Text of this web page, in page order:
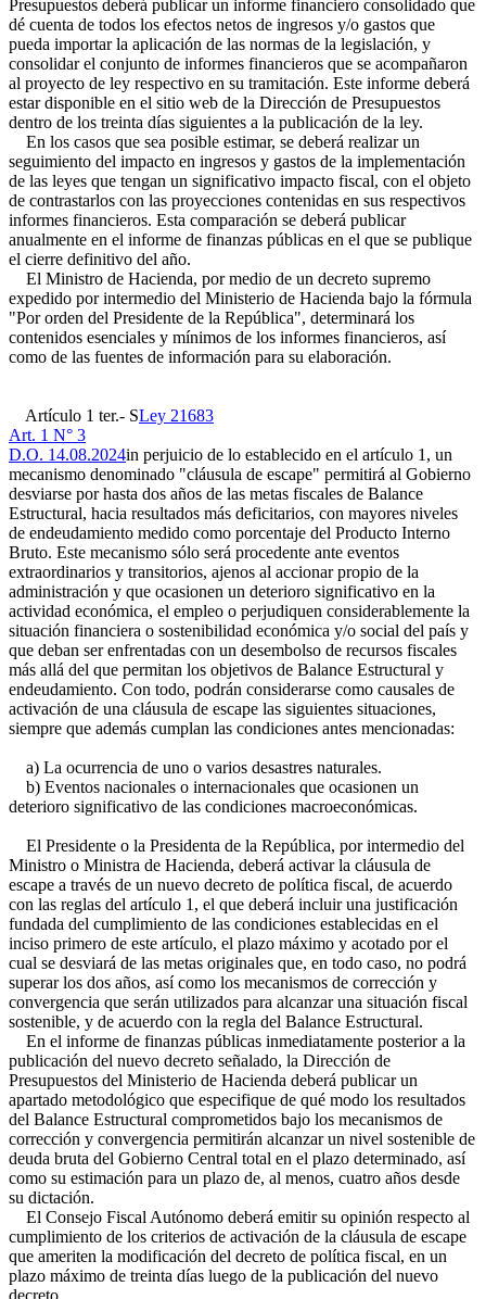
Presupuestos deberá publicar un informe financiero consolidado que
dé cuenta de todos los efectos netos de ingresos y/o gastos que
pueda importar la aplicación de las normas de la legislación, y
consolidar el conjunto de informes financieros que se acompañaron
al proyecto de ley respectivo en su tramitación. Este informe deberá
estar disponible en el sitio web de la Dirección de Presupuestos
dentro de los treinta días siguientes a la publicación de la ley.
En los casos que sea posible estimar, se deberá realizar un
seguimiento del impacto en ingresos y gastos de la implementación
de las leyes que tengan un significativo impacto fiscal, con el objeto
de contrastarlos con las proyecciones contenidas en sus respectivos
informes financieros. Esta comparación se deberá publicar
anualmente en el informe de finanzas públicas en el que se publique
el cierre definitivo del año.
El Ministro de Hacienda, por medio de un decreto supremo
expedido por intermedio del Ministerio de Hacienda bajo la fórmula
"Por orden del Presidente de la República", determinará los
contenidos esenciales y mínimos de los informes financieros, así
como de las fuentes de información para su elaboración.
Artículo 1 ter.- SLey 21683
Art. 1 N° 3
D.O. 14.08.2024in perjuicio de lo establecido en el artículo 1, un
mecanismo denominado "cláusula de escape" permitirá al Gobierno
desviarse por hasta dos años de las metas fiscales de Balance
Estructural, hacia resultados más deficitarios, con mayores niveles
de endeudamiento medido como porcentaje del Producto Interno
Bruto. Este mecanismo sólo será procedente ante eventos
extraordinarios y transitorios, ajenos al accionar propio de la
administración y que ocasionen un deterioro significativo en la
actividad económica, el empleo o perjudiquen considerablemente la
situación financiera o sostenibilidad económica y/o social del país y
que deban ser enfrentadas con un desembolso de recursos fiscales
más allá del que permitan los objetivos de Balance Estructural y
endeudamiento. Con todo, podrán considerarse como causales de
activación de una cláusula de escape las siguientes situaciones,
siempre que además cumplan las condiciones antes mencionadas:
a) La ocurrencia de uno o varios desastres naturales.
b) Eventos nacionales o internacionales que ocasionen un
deterioro significativo de las condiciones macroeconómicas.
El Presidente o la Presidenta de la República, por intermedio del
Ministro o Ministra de Hacienda, deberá activar la cláusula de
escape a través de un nuevo decreto de política fiscal, de acuerdo
con las reglas del artículo 1, el que deberá incluir una justificación
fundada del cumplimiento de las condiciones establecidas en el
inciso primero de este artículo, el plazo máximo y acotado por el
cual se desviará de las metas originales que, en todo caso, no podrá
superar los dos años, así como los mecanismos de corrección y
convergencia que serán utilizados para alcanzar una situación fiscal
sostenible, y de acuerdo con la regla del Balance Estructural.
En el informe de finanzas públicas inmediatamente posterior a la
publicación del nuevo decreto señalado, la Dirección de
Presupuestos del Ministerio de Hacienda deberá publicar un
apartado metodológico que especifique de qué modo los resultados
del Balance Estructural comprometidos bajo los mecanismos de
corrección y convergencia permitirán alcanzar un nivel sostenible de
deuda bruta del Gobierno Central total en el plazo determinado, así
como su estimación para un plazo de, al menos, cuatro años desde
su dictación.
El Consejo Fiscal Autónomo deberá emitir su opinión respecto al
cumplimiento de los criterios de activación de la cláusula de escape
que ameriten la modificación del decreto de política fiscal, en un
plazo máximo de treinta días luego de la publicación del nuevo
decreto.